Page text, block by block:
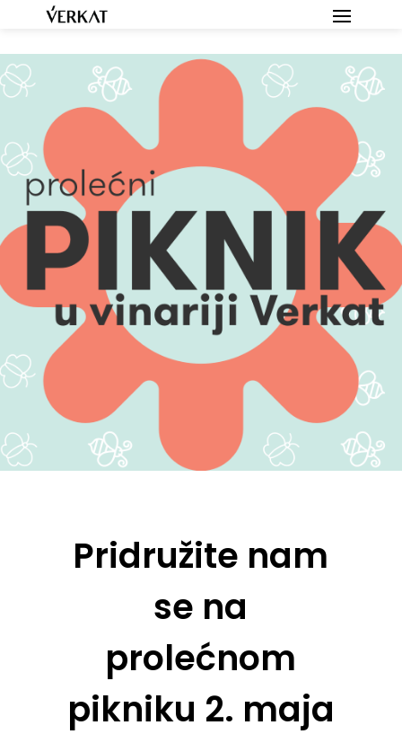
Pridružite nam
se na
prolećnom
pikniku 2. maja